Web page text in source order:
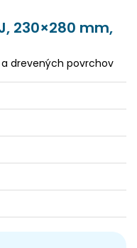
230×280 mm,
drevených povrchov